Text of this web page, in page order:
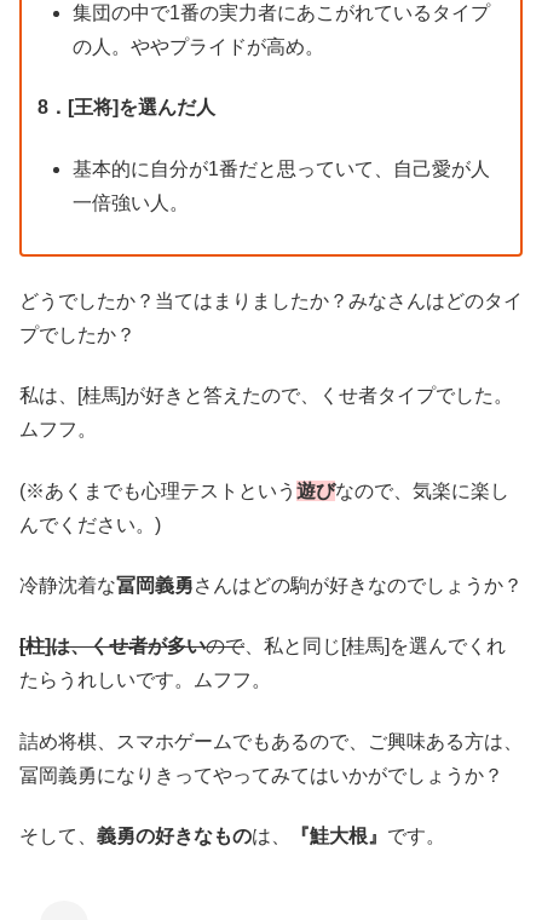
集団の中で1番の実力者にあこがれているタイプ
の人。ややプライドが高め。
8．[王将]を選んだ人
基本的に自分が1番だと思っていて、自己愛が人
一倍強い人。
どうでしたか？当てはまりましたか？みなさんはどのタイ
プでしたか？
私は、[桂馬]が好きと答えたので、くせ者タイプでした。
ムフフ。
(※あくまでも心理テストという 遊びなので、気楽に楽し
んでください。)
冷静沈着な冨岡義勇さんはどの駒が好きなのでしょうか？
[柱]は、くせ者が多いので 、私と同じ[桂馬]を選んでくれ
たらうれしいです。ムフフ。
詰め将棋、スマホゲームでもあるので、ご興味ある方は、
冨岡義勇になりきってやってみてはいかがでしょうか？
そして、 義勇の好きなものは、 『鮭大根』 です。